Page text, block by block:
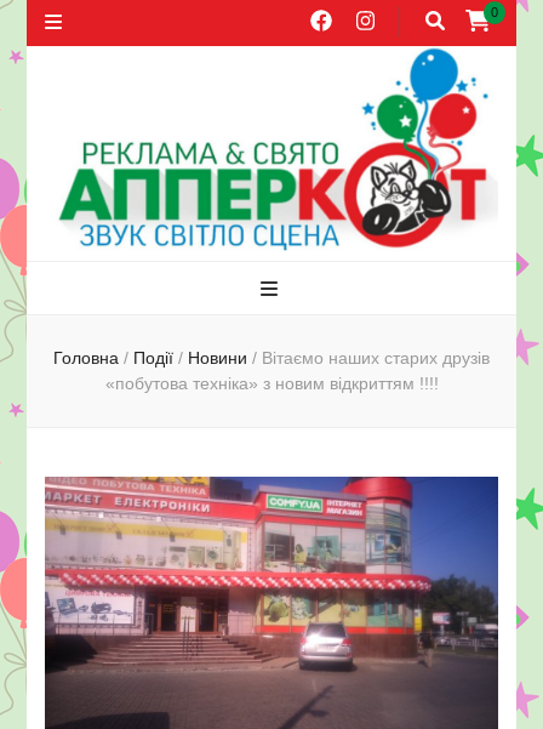
0
Агентство
реклами та
свят
АППЕРКОТ.
Херсон
листівок в Херсоні
Головна / Події / Новини / Вітаємо наших старих друзів
«побутова техніка» з новим відкриттям !!!!